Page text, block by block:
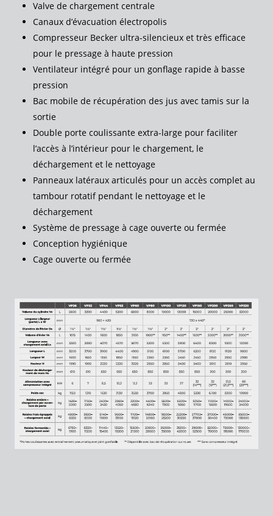
Valve de chargement centrale
Canaux d’évacuation électropolis
Compresseur Becker ultra-silencieux et très efficace
pour le pressage à haute pression
Ventilateur intégré pour un gonflage rapide à basse
pression
Bac mobile de récupération des jus avec tamis sur la
sortie
Double porte coulissante extra-large pour faciliter
l’accès à l’intérieur pour le chargement, le
déchargement et le nettoyage
Panneaux latéraux articulés pour un accès complet au
tambour rotatif pendant le nettoyage et le
déchargement
Système de pressage à cage ouverte ou fermée
Conception hygiénique
Cage ouverte ou fermée